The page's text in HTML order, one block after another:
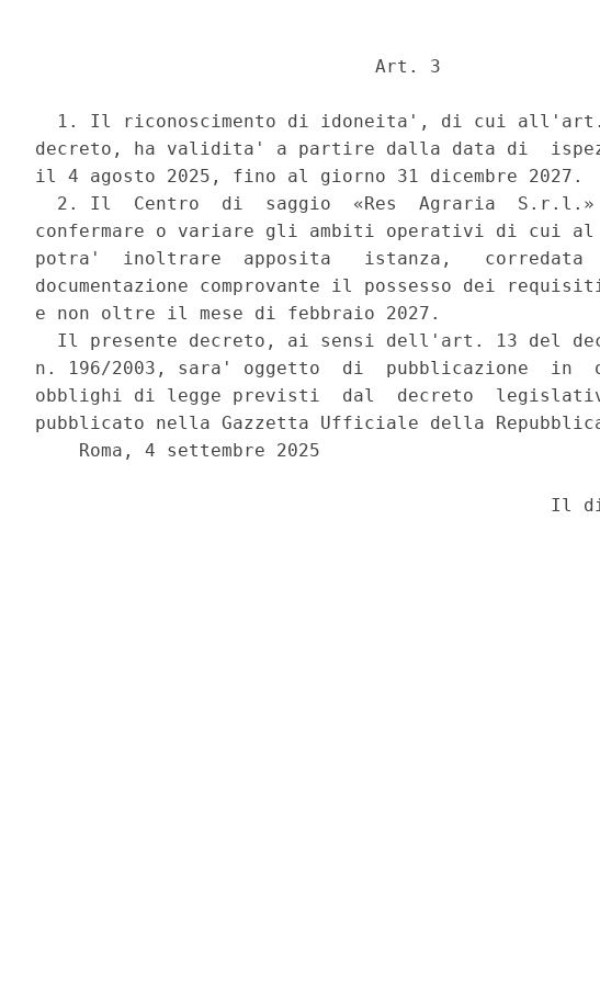
                               Art. 3
1. Il riconoscimento di idoneita', di cui
decreto, ha validita' a partire dalla data di
il 4 agosto 2025, fino al giorno 31 dicembre 2027.
2. Il  Centro  di  saggio  «Res  Agraria
confermare o variare gli ambiti operativi di cui al
potra'  inoltrare  apposita   istanza,
documentazione comprovante il possesso dei
e non oltre il mese di febbraio 2027.
Il presente decreto, ai sensi dell'art. 13 del
n. 196/2003, sara' oggetto  di  pubblicazione  in
obblighi di legge previsti  dal  decreto
pubblicato nella Gazzetta Ufficiale della
    Roma, 4 settembre 2025